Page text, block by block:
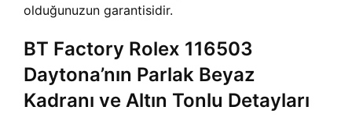
olduğunuzun garantisidir.
BT Factory Rolex 116503
Daytona’nın Parlak Beyaz
Kadranı ve Altın Tonlu Detayları